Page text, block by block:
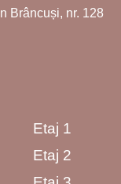
Brâncuși, nr. 128
Etaj 1
Etaj 2